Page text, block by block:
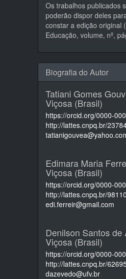
Os trabalhos publicados
poderão dispor deles
constar a edição original
Educação, volume, nº,
Biografia do Autor
Tatiani Gomes
Viçosa (Brasil)
https://orcid.org/0000-
http://lattes.cnpq.br/
Edimara Maria
Viçosa (Brasil)
https://orcid.org/0000-
http://lattes.cnpq.br/
edi.ferreir@gmail.com
Denilson Santos de
Viçosa (Brasil)
https://orcid.org/0000-
http://lattes.cnpq.br/
dazevedo@ufv.br